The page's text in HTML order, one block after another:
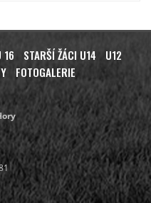
16 STARŠÍ ŽÁCI U14
U12
FOTOGALERIE